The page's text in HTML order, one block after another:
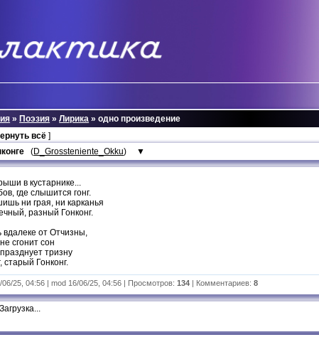
»Поэзия »Лирика » одно произведение
всё ]
(D_Grossteniente_Okku) ▼
в кустарнике...
где слышится гонг.
ни грая, ни карканья
разный Гонконг.
от Отчизны,
сгонит сон
тризну
старый Гонконг.
25, 04:56 | mod 16/06/25, 04:56 | Просмотров:134 | Комментариев:8
Загрузка...